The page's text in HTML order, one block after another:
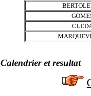
Calendrier et resultat